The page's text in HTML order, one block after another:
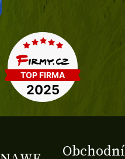
Obchodní